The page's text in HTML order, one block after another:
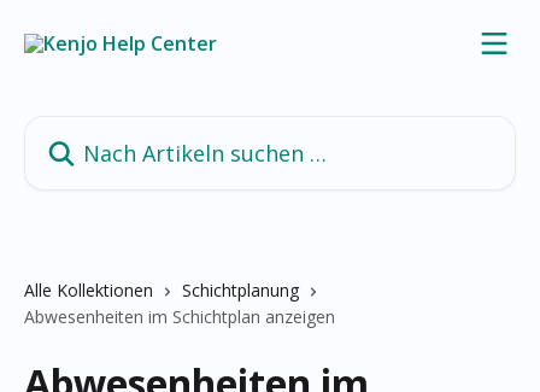
Alle Kollektionen
Schichtplanung
Abwesenheiten im Schichtplan anzeigen